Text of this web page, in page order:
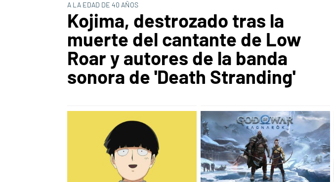
A LA EDAD DE 40 AÑOS
Kojima, destrozado tras la
muerte del cantante de Low
Roar y autores de la banda
sonora de 'Death Stranding'